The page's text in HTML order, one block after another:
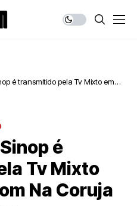
é transmitido pela Tv Mixto em
é
Tv Mixto
Na Coruja